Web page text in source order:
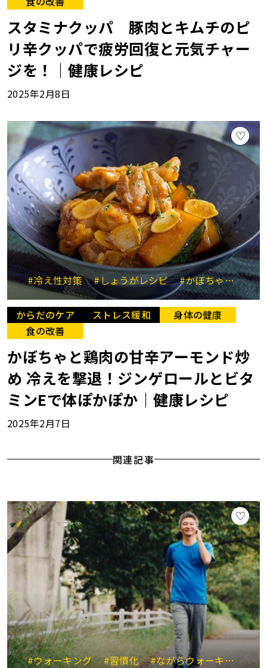
スタミナクッパ 豚肉とキムチのピ
リ辛クッパで疲労回復と元気チャー
ジを！｜健康レシピ
2025年2月8日
#冷え性対策 #しょうがレシピ #かぼちゃレシピ
からだのケア ストレス緩和
身体の健康
食の改善
かぼちゃと鶏肉の甘辛アーモンド炒
め 冷えを撃退！ジンゲロールとビタ
ミンEで体ぽかぽか｜健康レシピ
2025年2月7日
関連記事
#ウォーキング #習慣化 #ながらウォーキング #